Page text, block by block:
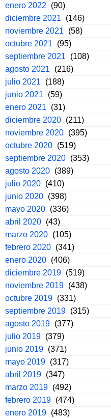
enero 2022
(90)
diciembre 2021
(146)
noviembre 2021
(58)
octubre 2021
(95)
septiembre 2021
(108)
agosto 2021
(216)
julio 2021
(188)
junio 2021
(59)
enero 2021
(31)
diciembre 2020 (211)
noviembre 2020 (395)
octubre 2020 (519)
septiembre 2020 (353)
agosto 2020 (389)
julio 2020 (410)
junio 2020 (398)
mayo 2020 (336)
abril 2020 (43)
marzo 2020 (105)
febrero 2020 (341)
enero 2020 (406)
diciembre 2019 (519)
noviembre 2019 (438)
octubre 2019 (331)
septiembre 2019 (315)
agosto 2019 (377)
julio 2019 (379)
junio 2019 (371)
mayo 2019 (317)
abril 2019 (347)
marzo 2019 (492)
febrero 2019 (474)
enero 2019 (483)